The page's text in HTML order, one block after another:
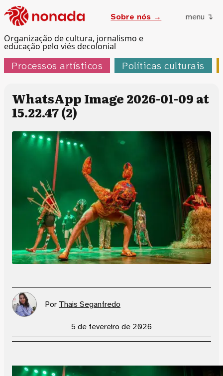
Organização de cultura, jornalismo e
educação pelo viés decolonial
Sobre nós → menu ↴
Processos artísticos Políticas culturais
WhatsApp Image 2026-01-09 at
15.22.47 (2)
Por Thais Seganfredo
5 de fevereiro de 2026